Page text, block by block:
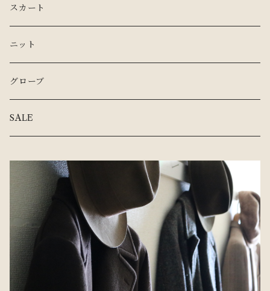
スカート
ニット
グローブ
SALE